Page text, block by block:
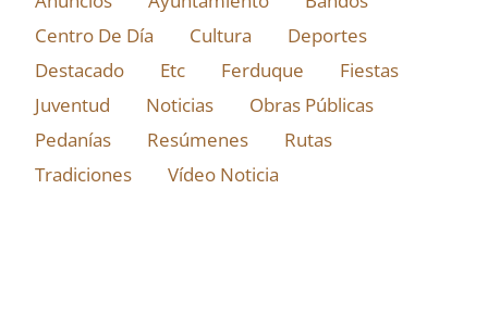
Centro De Día
Cultura
Deportes
Destacado
Etc Ferduque
Fiestas
Juventud
Noticias
Obras Públicas
Pedanías
Resúmenes
Rutas
Tradiciones
Vídeo Noticia